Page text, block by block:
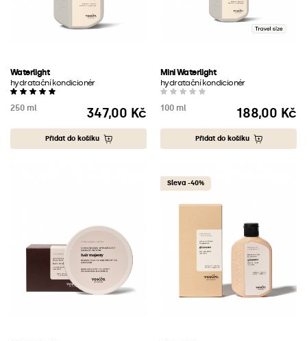
Waterlight
hydratační kondicionér
250 ml
Cena
347,00 Kč
Přidat do košíku
Mini Waterlight
hydratační kondicionér
100 ml
Cena
188,00 Kč
Přidat do košíku
Sleva -40%